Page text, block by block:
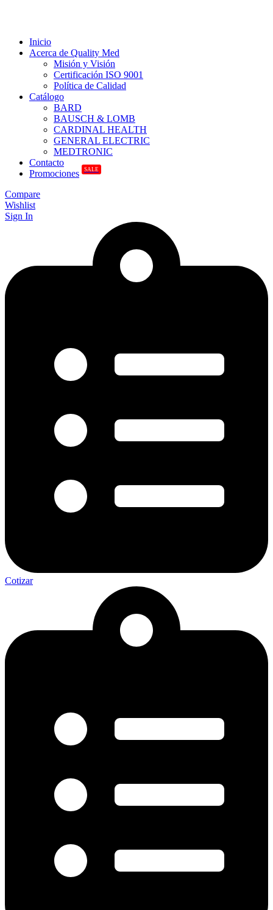
Inicio
Acerca de Quality Med
Misión y Visión
Certificación ISO 9001
Política de Calidad
Catálogo
BARD
BAUSCH & LOMB
CARDINAL HEALTH
GENERAL ELECTRIC
MEDTRONIC
Contacto
Promociones
SALE
Compare
Wishlist
Sign In
Cotizar